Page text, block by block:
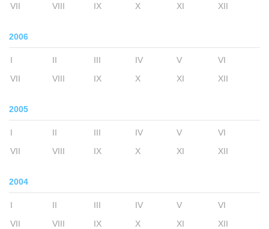
VII
VIII IX X XI XII
2006
I II III IV V
VI
VII
VIII IX X XI XII
2005
I II III IV V
VI
VII
VIII IX X XI XII
2004
I II III IV V
VI
VII
VIII IX X XI XII